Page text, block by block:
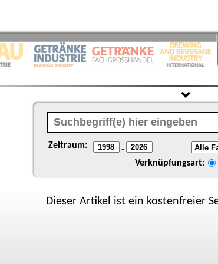
Zeitraum: -
Verknüpfungsart:
Dieser Artikel ist ein kostenfreier